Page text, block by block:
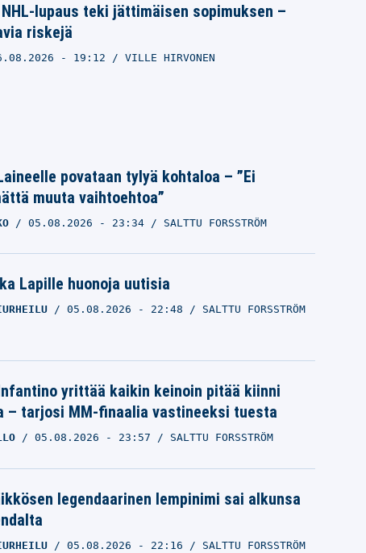
lupaus teki jättimäisen sopimuksen –
riskejä
- 19:12 VILLE HIRVONEN
povataan tylyä kohtaloa – ”Ei
muuta vaihtoehtoa”
05.08.2026 - 23:34 SALTTU FORSSTRÖM
Lapille huonoja uutisia
05.08.2026 - 22:48 SALTTU FORSSTRÖM
yrittää kaikin keinoin pitää kiinni
– tarjosi MM-finaalia vastineeksi tuesta
05.08.2026 - 23:57 SALTTU FORSSTRÖM
legendaarinen lempinimi sai alkunsa
05.08.2026 - 22:16 SALTTU FORSSTRÖM